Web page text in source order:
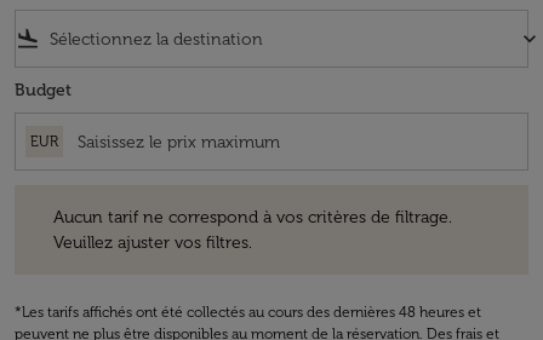
flight_land keyboard_arrow_down
Budget
EUR
Aucun tarif ne correspond à vos critères de filtrage.
Veuillez ajuster vos filtres.
*Les tarifs affichés ont été collectés au cours des dernières 48 heures et
peuvent ne plus être disponibles au moment de la réservation. Des frais et